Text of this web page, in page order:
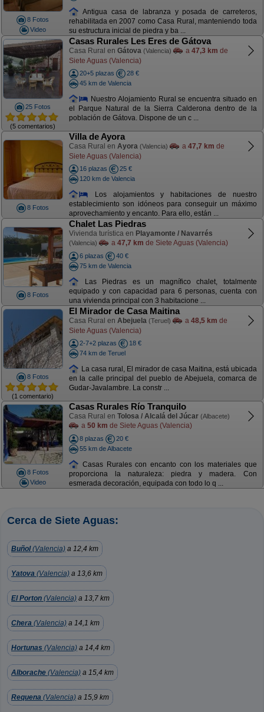
8 Fotos
Video
Antigua casa de labranza y posada de carreteros,
rehabilitada en 2007 como Casa Rural, manteniendo toda
su estructura inicial de piedra y ba ...
25 Fotos
(5 comentarios)
Casas Rurales Les Eres de Gátova
Casa Rural en Gátova (Valencia) a 47,3 km de
Siete Aguas (Valencia)
20+5 plazas
28 €
45 km de Valencia
Nuestro Alojamiento Rural se encuentra situado en
el Parque Natural de la Sierra Calderona dentro de la
población de Gátova. Dispone de un c ...
8 Fotos
Villa de Ayora
Casa Rural en Ayora (Valencia) a 47,7 km de
Siete Aguas (Valencia)
16 plazas
25 €
120 km de Valencia
Los alojamientos y habitaciones de nuestro
establecimiento son idóneos para conseguir un máximo
aprovechamiento y encanto. Para ello, están ...
8 Fotos
Chalet Las Piedras
Vivienda turística en Playamonte / Navarrés
(Valencia) a 47,7 km de Siete Aguas (Valencia)
6 plazas
40 €
75 km de Valencia
Las Piedras es un magnífico chalet, totalmente
equipado y con capacidad para 6 personas, cuenta con
una vivienda principal con 3 habitacione ...
8 Fotos
(1 comentario)
El Mirador de Casa Maitina
Casa Rural en Abejuela (Teruel) a 48,5 km de
Siete Aguas (Valencia)
2-7+2 plazas
18 €
74 km de Teruel
La casa rural, El mirador de casa Maitina, está ubicada
en la calle principal del pueblo de Abejuela, comarca de
Gudar-Javalambre. La constr ...
8 Fotos
Video
Casas Rurales Río Tranquilo
Casa Rural en Tolosa / Alcalá del Júcar (Albacete)
a 50 km de Siete Aguas (Valencia)
8 plazas
20 €
55 km de Albacete
Casas Rurales con encanto con los materiales que
proporciona la naturaleza: piedra y madera. Con
esmerada decoración, equipada con todo lo q ...
Cerca de Siete Aguas:
Buñol(Valencia) a 12,4 km
Yatova (Valencia) a 13,6 km
El Porton (Valencia) a 13,7 km
Chera (Valencia) a 14,1 km
Hortunas (Valencia) a 14,4 km
Alborache (Valencia) a 15,4 km
Requena (Valencia) a 15,9 km